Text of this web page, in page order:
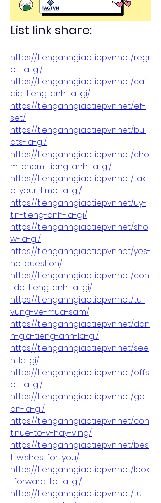
List link share:
https://tienganhgiaotiepvn.net/regr
et-la-gi/
https://tienganhgiaotiepvn.net/cai-
dia-tieng-anh-la-gi/
https://tienganhgiaotiepvn.net/ef-
set/
https://tienganhgiaotiepvn.net/bul
ats-la-gi/
https://tienganhgiaotiepvn.net/cho
m-chom-tieng-anh-la-gi/
https://tienganhgiaotiepvn.net/tak
e-your-time-la-gi/
https://tienganhgiaotiepvn.net/uy-
tin-tieng-anh-la-gi/
https://tienganhgiaotiepvn.net/sho
w-la-gi/
https://tienganhgiaotiepvn.net/yes-
no-question/
https://tienganhgiaotiepvn.net/con
-de-tieng-anh-la-gi/
https://tienganhgiaotiepvn.net/tu-
vung-ve-mua-sam/
https://tienganhgiaotiepvn.net/dan
h-gia-tieng-anh-la-gi/
https://tienganhgiaotiepvn.net/see
n-la-gi/
https://tienganhgiaotiepvn.net/offs
et-la-gi/
https://tienganhgiaotiepvn.net/go-
on-la-gi/
https://tienganhgiaotiepvn.net/con
tinue-to-v-hay-ving/
https://tienganhgiaotiepvn.net/bes
t-wishes-for-you/
https://tienganhgiaotiepvn.net/look
-forward-to-la-gi/
https://tienganhgiaotiepvn.net/tu-